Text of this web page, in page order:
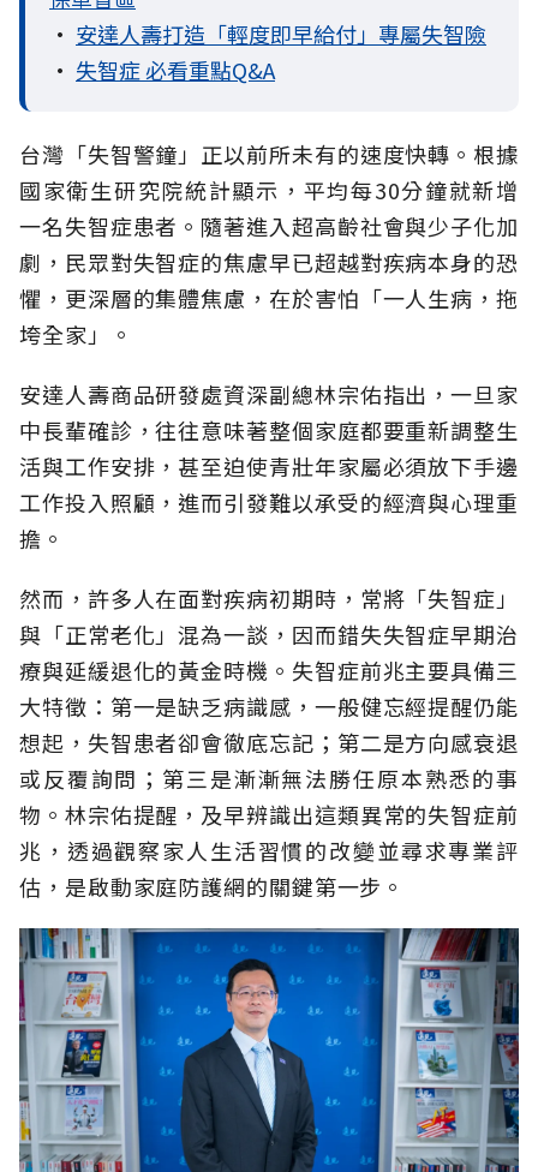
• 安達人壽打造「輕度即早給付」專屬失智險
• 失智症 必看重點Q&A
台灣「失智警鐘」正以前所未有的速度快轉。根據
國家衛生研究院統計顯示，平均每30分鐘就新增
一名失智症患者。隨著進入超高齡社會與少子化加
劇，民眾對失智症的焦慮早已超越對疾病本身的恐
懼，更深層的集體焦慮，在於害怕「一人生病，拖
垮全家」。
安達人壽商品研發處資深副總林宗佑指出，一旦家
中長輩確診，往往意味著整個家庭都要重新調整生
活與工作安排，甚至迫使青壯年家屬必須放下手邊
工作投入照顧，進而引發難以承受的經濟與心理重
擔。
然而，許多人在面對疾病初期時，常將「失智症」
與「正常老化」混為一談，因而錯失失智症早期治
療與延緩退化的黃金時機。失智症前兆主要具備三
大特徵：第一是缺乏病識感，一般健忘經提醒仍能
想起，失智患者卻會徹底忘記；第二是方向感衰退
或反覆詢問；第三是漸漸無法勝任原本熟悉的事
物。林宗佑提醒，及早辨識出這類異常的失智症前
兆，透過觀察家人生活習慣的改變並尋求專業評
估，是啟動家庭防護網的關鍵第一步。